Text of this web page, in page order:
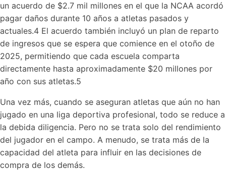
un acuerdo de $2.7 mil millones en el que la NCAA acordó
pagar daños durante 10 años a atletas pasados y
actuales.4 El acuerdo también incluyó un plan de reparto
de ingresos que se espera que comience en el otoño de
2025, permitiendo que cada escuela comparta
directamente hasta aproximadamente $20 millones por
año con sus atletas.5
Una vez más, cuando se aseguran atletas que aún no han
jugado en una liga deportiva profesional, todo se reduce a
la debida diligencia. Pero no se trata solo del rendimiento
del jugador en el campo. A menudo, se trata más de la
capacidad del atleta para influir en las decisiones de
compra de los demás.